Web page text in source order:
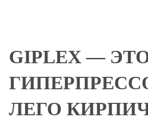
GIPLEX —
ЛЕГО